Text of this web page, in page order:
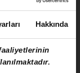
Hakkında